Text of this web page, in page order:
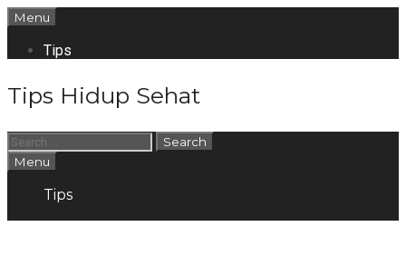
Skip
to
content
Menu
Tips
Tips Hidup Sehat
Search
for:
Search
Menu
Tips